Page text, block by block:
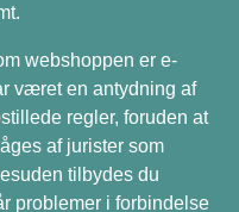
webshoppen er e-
været en antydning af
regler, foruden at
af jurister som
tilbydes du
problemer i forbindelse